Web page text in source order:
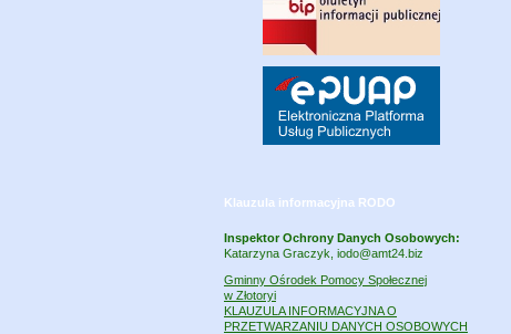
Klauzula informacyjna RODO
Inspektor Ochrony Danych Osobowych:
Katarzyna Graczyk, iodo@amt24.biz
Gminny Ośrodek Pomocy Społecznej
w Złotoryi
KLAUZULA INFORMACYJNA O
PRZETWARZANIU DANYCH OSOBOWYCH